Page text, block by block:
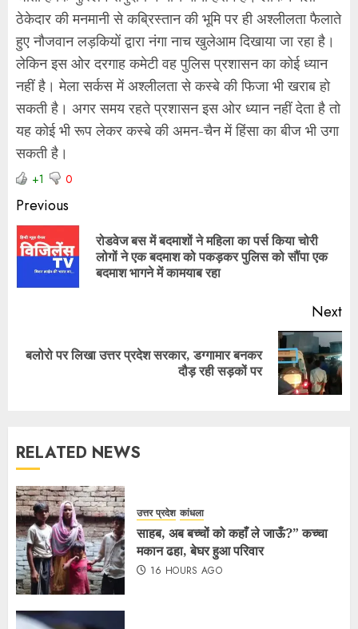
ठेकेदार की मनमानी से कब्रिस्तान की भूमि पर ही अश्लीलता फैलाते
हुए नौजवान लड़कियों द्वारा नंगा नाच खुलेआम दिखाया जा रहा है।
लेकिन इस ओर दरगाह कमेटी वह पुलिस प्रशासन का कोई ध्यान
नहीं है। मेला सर्कस में अश्लीलता से कस्बे की फिजा भी खराब हो
सकती है। अगर समय रहते प्रशासन इस ओर ध्यान नहीं देता है तो
यह कोई भी रूप लेकर कस्बे की अमन-चैन में हिंसा का बीज भी उगा
सकती है।
+1 0
Previous
रोडवेज बस में बदमाशों ने महिला का पर्स किया चोरी
लोगों ने एक बदमाश को पकड़कर पुलिस को सौंपा एक
बदमाश भागने में कामयाब रहा
Next
बलोरो पर लिखा उत्तर प्रदेश सरकार, डग्गामार बनकर
दौड़ रही सड़कों पर
RELATED NEWS
उत्तर प्रदेश कांधला
साहब, अब बच्चों को कहाँ ले जाऊँ?” कच्चा
मकान ढहा, बेघर हुआ परिवार
16 HOURS AGO